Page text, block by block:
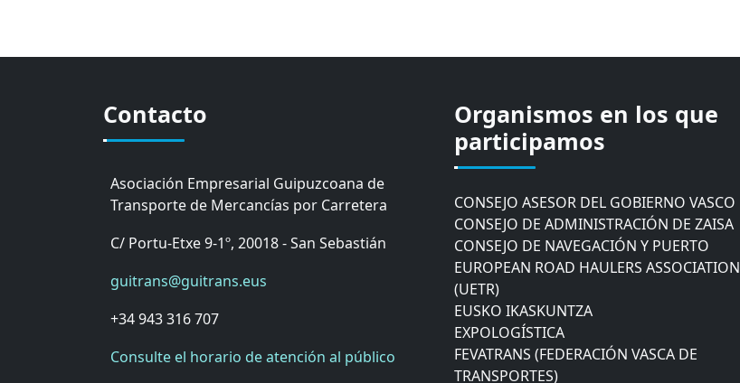
Contacto
Asociación Empresarial Guipuzcoana de
Transporte de Mercancías por Carretera
C/ Portu-Etxe 9-1º, 20018 - San Sebastián
guitrans@guitrans.eus
+34 943 316 707
Consulte el horario de atención al público
Organismos en los que
participamos
CÁMARA DE COMERCIO DE GIPUZKOA
COMISIÓN ASESORA DE MOVILIDAD DEL
AYUNTAMIENTO DE DONOSTIA
COMITÉ DE INSPECCION DE GIPUZKOA
CONSEJO ASESOR DEL GOBIERNO VASCO
CONSEJO DE ADMINISTRACIÓN DE ZAISA
CONSEJO DE NAVEGACIÓN Y PUERTO
EUROPEAN ROAD HAULERS ASSOCIATION
(UETR)
EUSKO IKASKUNTZA
EXPOLOGÍSTICA
FEVATRANS (FEDERACIÓN VASCA DE
TRANSPORTES)